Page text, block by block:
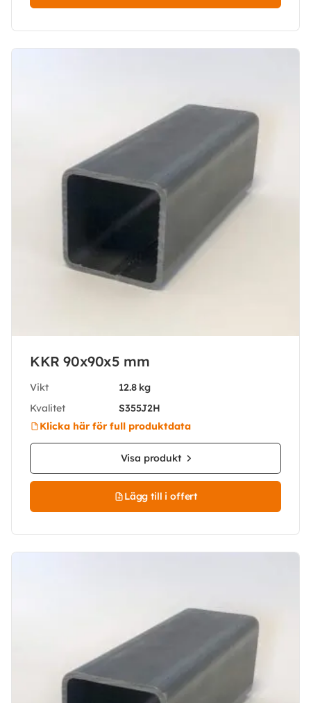
KKR 90x90x5 mm
Vikt
12.8 kg
Kvalitet
S355J2H
Klicka här för full produktdata
Visa produkt
Lägg till i offert